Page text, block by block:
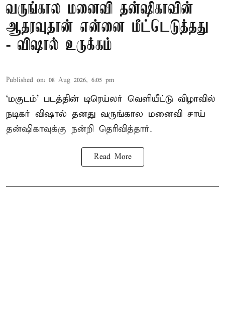
வருங்கால மனைவி தன்ஷிகாவின்
ஆதரவுதான் என்னை மீட்டெடுத்தது
- விஷால் உருக்கம்
Published on: 08 Aug 2026, 6:05 pm
‘மகுடம்’ படத்தின் டிரெய்லர் வெளியீட்டு விழாவில்
நடிகர் விஷால் தனது வருங்கால மனைவி சாய்
தன்ஷிகாவுக்கு நன்றி தெரிவித்தார்.
Read More